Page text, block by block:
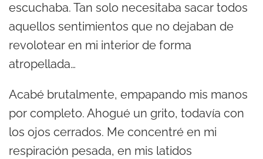
escuchaba. Tan solo necesitaba sacar todos
aquellos sentimientos que no dejaban de
revolotear en mi interior de forma
atropellada…
Acabé brutalmente, empapando mis manos
por completo. Ahogué un grito, todavía con
los ojos cerrados. Me concentré en mi
respiración pesada, en mis latidos